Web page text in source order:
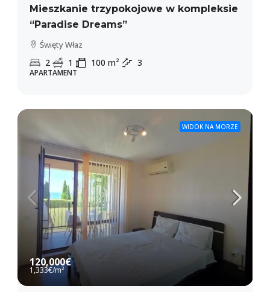
Mieszkanie trzypokojowe w kompleksie
“Paradise Dreams”
Święty Właz
2 1 100 m² 3
APARTAMENT
WIDOK NA MORZE
120,000€
1,333€/m²